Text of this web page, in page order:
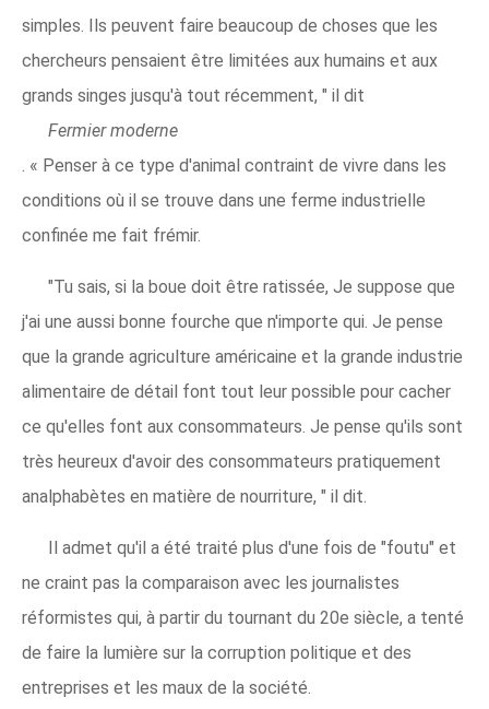
simples. Ils peuvent faire beaucoup de choses que les
chercheurs pensaient être limitées aux humains et aux
grands singes jusqu'à tout récemment, " il dit
Fermier moderne
. « Penser à ce type d'animal contraint de vivre dans les
conditions où il se trouve dans une ferme industrielle
confinée me fait frémir.
"Tu sais, si la boue doit être ratissée, Je suppose que
j'ai une aussi bonne fourche que n'importe qui. Je pense
que la grande agriculture américaine et la grande industrie
alimentaire de détail font tout leur possible pour cacher
ce qu'elles font aux consommateurs. Je pense qu'ils sont
très heureux d'avoir des consommateurs pratiquement
analphabètes en matière de nourriture, " il dit.
Il admet qu'il a été traité plus d'une fois de "foutu" et
ne craint pas la comparaison avec les journalistes
réformistes qui, à partir du tournant du 20e siècle, a tenté
de faire la lumière sur la corruption politique et des
entreprises et les maux de la société.